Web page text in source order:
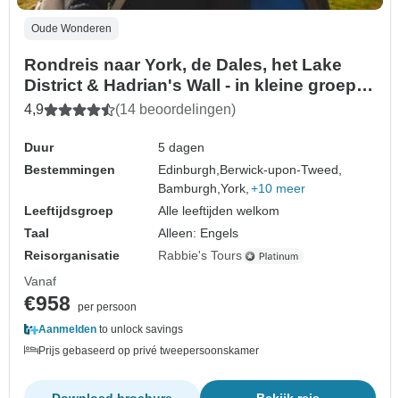
Oude Wonderen
Rondreis naar York, de Dales, het Lake
District & Hadrian's Wall - in kleine groep -
vanuit Edinburgh - incl. toegangsprijzen - 5
4,9 (14 beoordelingen)
Duur
5 dagen
Bestemmingen
Edinburgh, Berwick-upon-Tweed,
Bamburgh,York, +10 meer
Leeftijdsgroep
Alle leeftijden welkom
Taal
Alleen: Engels
Reisorganisatie
Rabbie's Tours
Vanaf
€958
per persoon
Aanmelden to unlock savings
Prijs gebaseerd op privé tweepersoonskamer